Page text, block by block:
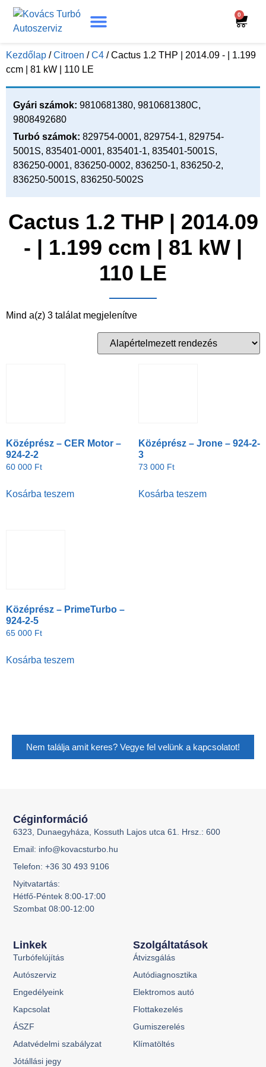
0
Kezdőlap /Citroen /C4 / Cactus 1.2 THP | 2014.09 - | 1.199
ccm | 81 kW | 110 LE
Gyári számok: 9810681380, 9810681380C,
9808492680
Turbó számok: 829754-0001, 829754-1, 829754-
5001S, 835401-0001, 835401-1, 835401-5001S,
836250-0001, 836250-0002, 836250-1, 836250-2,
836250-5001S, 836250-5002S
Cactus 1.2 THP | 2014.09
- | 1.199 ccm | 81 kW |
110 LE
Mind a(z) 3 találat megjelenítve
Középrész – CER Motor –
924-2-2
60 000 Ft
Kosárba teszem
Középrész – Jrone – 924-2-
3
73 000 Ft
Kosárba teszem
Középrész – PrimeTurbo –
924-2-5
65 000 Ft
Kosárba teszem
Nem találja amit keres? Vegye fel velünk a kapcsolatot!
Szolgáltatások
Átvizsgálás
Autódiagnosztika
Elektromos autó
Flottakezelés
Gumiszerelés
Klímatöltés
Linkek
Turbófelújítás
Autószerviz
Engedélyeink
Kapcsolat
ÁSZF
Adatvédelmi szabályzat
Jótállási jegy
Céginformáció
6323, Dunaegyháza, Kossuth Lajos utca 61. Hrsz.: 600
Email: info@kovacsturbo.hu
Telefon: +36 30 493 9106
Nyitvatartás:
Hétfő-Péntek 8:00-17:00
Szombat 08:00-12:00